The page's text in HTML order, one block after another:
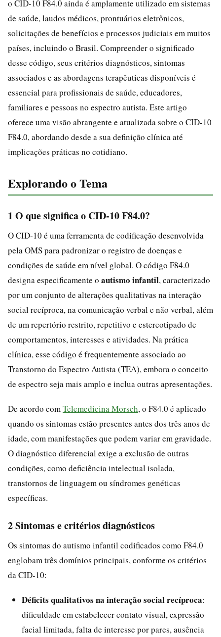
o CID-10 F84.0 ainda é amplamente utilizado em sistemas
de saúde, laudos médicos, prontuários eletrônicos,
solicitações de benefícios e processos judiciais em muitos
países, incluindo o Brasil. Compreender o significado
desse código, seus critérios diagnósticos, sintomas
associados e as abordagens terapêuticas disponíveis é
essencial para profissionais de saúde, educadores,
familiares e pessoas no espectro autista. Este artigo
oferece uma visão abrangente e atualizada sobre o CID-10
F84.0, abordando desde a sua definição clínica até
implicações práticas no cotidiano.
Explorando o Tema
1 O que significa o CID-10 F84.0?
O CID-10 é uma ferramenta de codificação desenvolvida
pela OMS para padronizar o registro de doenças e
condições de saúde em nível global. O código F84.0
designa especificamente o autismo infantil, caracterizado
por um conjunto de alterações qualitativas na interação
social recíproca, na comunicação verbal e não verbal, além
de um repertório restrito, repetitivo e estereotipado de
comportamentos, interesses e atividades. Na prática
clínica, esse código é frequentemente associado ao
Transtorno do Espectro Autista (TEA), embora o conceito
de espectro seja mais amplo e inclua outras apresentações.
De acordo com Telemedicina Morsch, o F84.0 é aplicado
quando os sintomas estão presentes antes dos três anos de
idade, com manifestações que podem variar em gravidade.
O diagnóstico diferencial exige a exclusão de outras
condições, como deficiência intelectual isolada,
transtornos de linguagem ou síndromes genéticas
específicas.
2 Sintomas e critérios diagnósticos
Os sintomas do autismo infantil codificados como F84.0
englobam três domínios principais, conforme os critérios
da CID-10:
Déficits qualitativos na interação social recíproca:
dificuldade em estabelecer contato visual, expressão
facial limitada, falta de interesse por pares, ausência